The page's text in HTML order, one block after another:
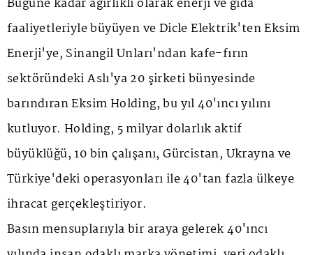
faaliyetleriyle büyüyen ve Dicle Elektrik'ten Eksim
Enerji'ye, Sinangil Unları'ndan kafe-fırın
sektöründeki Aslı'ya 20 şirketi bünyesinde
barındıran Eksim Holding, bu yıl 40'ıncı yılını
kutluyor. Holding, 5 milyar dolarlık aktif
büyüklüğü, 10 bin çalışanı, Gürcistan, Ukrayna ve
Türkiye'deki operasyonları ile 40'tan fazla ülkeye
ihracat gerçekleştiriyor.
Basın mensuplarıyla bir araya gelerek 40'ıncı